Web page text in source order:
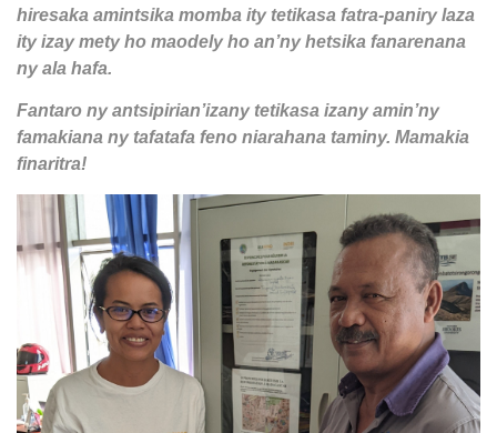
hiresaka amintsika momba ity tetikasa fatra-paniry laza
ity izay mety ho maodely ho an’ny hetsika fanarenana
ny ala hafa.
Fantaro ny antsipirian’izany tetikasa izany amin’ny
famakiana ny tafatafa feno niarahana taminy. Mamakia
finaritra!